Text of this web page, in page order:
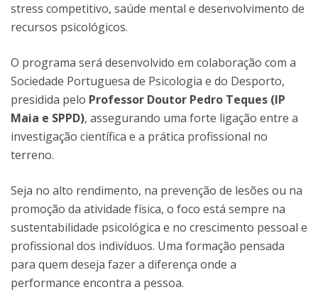
stress competitivo, saúde mental e desenvolvimento de
recursos psicológicos.
O programa será desenvolvido em colaboração com a
Sociedade Portuguesa de Psicologia e do Desporto,
presidida pelo Professor Doutor Pedro Teques (IP
Maia e SPPD), assegurando uma forte ligação entre a
investigação científica e a prática profissional no
terreno.
Seja no alto rendimento, na prevenção de lesões ou na
promoção da atividade física, o foco está sempre na
sustentabilidade psicológica e no crescimento pessoal e
profissional dos indivíduos. Uma formação pensada
para quem deseja fazer a diferença onde a
performance encontra a pessoa.